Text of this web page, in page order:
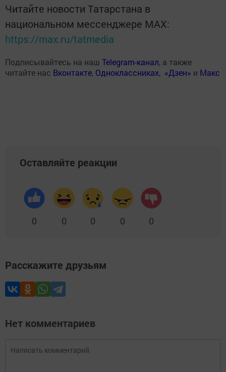
Читайте новости Татарстана в
национальном мессенджере MАХ:
https://max.ru/tatmedia
Подписывайтесь на наш Telegram-канал, а также
читайте нас Вконтакте, Одноклассниках, «Дзен» и Макс
Оставляйте реакции
0 0 0 0 0
Расскажите друзьям
Нет комментариев